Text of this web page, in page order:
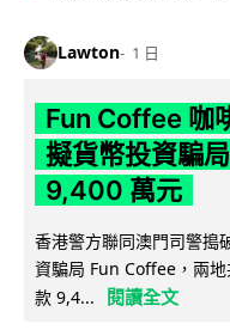
Lawton 1 日
Fun Coffee 咖
擬貨幣投資騙
9,400 萬元
香港警方聯同澳門司警搗
資騙局 Fun Coffee，兩
款 9,4...
閱讀全文